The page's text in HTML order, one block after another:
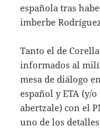
española tras
imberbe
Tanto el de
informados al
mesa de diálogo
español y ETA (y/
abertzale) con el
uno de los